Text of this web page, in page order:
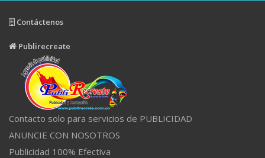
Contáctenos
Publirecreate
Contacto solo para servicios de PUBLICIDAD
ANUNCIE CON NOSOTROS
Publicidad 100% Efectiva